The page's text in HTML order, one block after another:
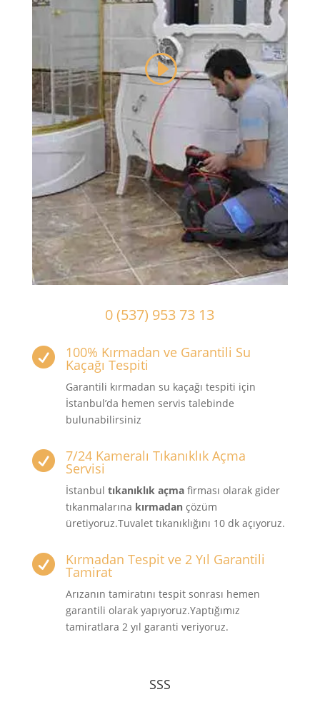
0 (537) 953 73 13
 100% Kırmadan ve Garantili Su
Kaçağı Tespiti
Garantili kırmadan su kaçağı tespiti için
İstanbul’da hemen servis talebinde
bulunabilirsiniz
 7/24 Kameralı Tıkanıklık Açma
Servisi
İstanbul tıkanıklık açmafirması olarak gider
tıkanmalarına kırmadançözüm
üretiyoruz.Tuvalet tıkanıklığını 10 dk açıyoruz.
 Kırmadan Tespit ve 2 Yıl Garantili
Tamirat
Arızanın tamiratını tespit sonrası hemen
garantili olarak yapıyoruz.Yaptığımız
tamiratlara 2 yıl garanti veriyoruz.
SSS